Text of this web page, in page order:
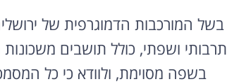
בשל המורכבות הדמוגרפית של
תרבותי ושפתי, כולל תושבים
בשפה מסוימת, ולוודא כי כל